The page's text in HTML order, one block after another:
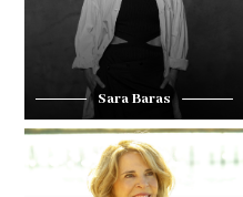
Sara Baras